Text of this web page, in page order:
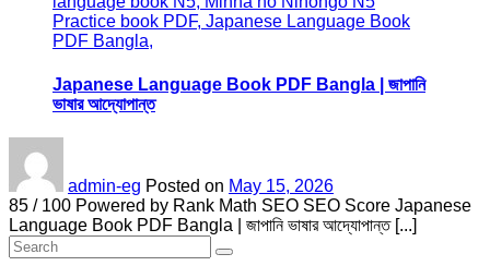
Japanese Language Book PDF Bangla | জাপানি
ভাষার আদ্যোপান্ত
admin-eg Posted on May 15, 2026
85 / 100 Powered by Rank Math SEO SEO Score Japanese
Language Book PDF Bangla | জাপানি ভাষার আদ্যোপান্ত [...]